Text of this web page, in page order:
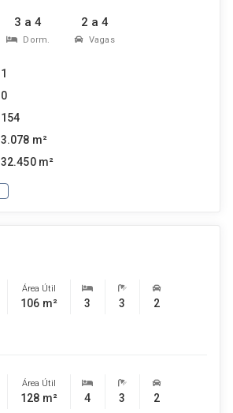
3 a 4
Dorm.
2 a 4
Vagas
1
0
154
3.078 m²
32.450 m²
Área Útil
106 m² 3 3 2
Área Útil
128 m² 4 3 2